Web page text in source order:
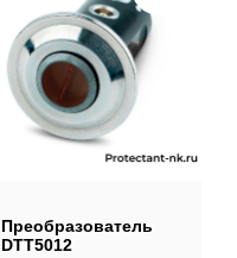
Преобразователь
DTT5012